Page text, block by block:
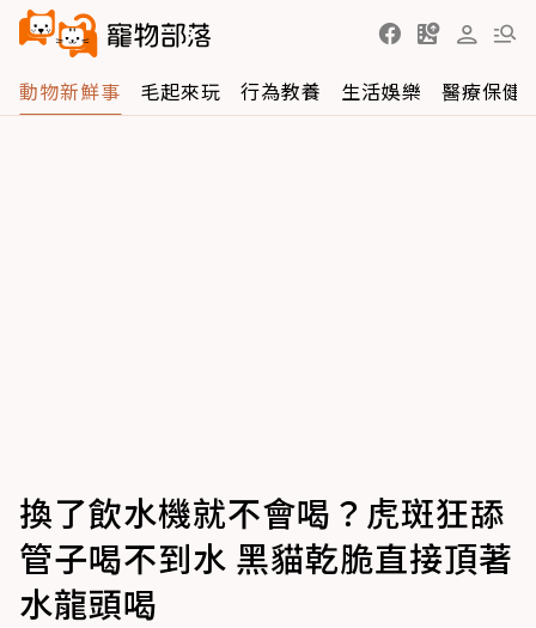
動物新鮮事 毛起來玩 行為教養 生活娛樂 醫療保健
換了飲水機就不會喝？虎斑狂舔
管子喝不到水 黑貓乾脆直接頂著
水龍頭喝